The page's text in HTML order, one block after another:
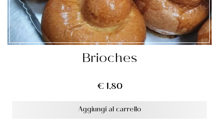
Brioches
Aggiungi al carrello
€1,80